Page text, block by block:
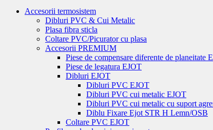
Accesorii termosistem
Dibluri PVC & Cui Metalic
Plasa fibra sticla
Coltare PVC/Picurator cu plasa
Accesorii PREMIUM
Piese de compensare diferente de planeitate
Piese de legatura EJOT
Dibluri EJOT
Dibluri PVC EJOT
Dibluri PVC cui metalic EJOT
Dibluri PVC cui metalic cu suport
Diblu Fixare Ejot STR H Lemn/OSB
Coltare PVC EJOT